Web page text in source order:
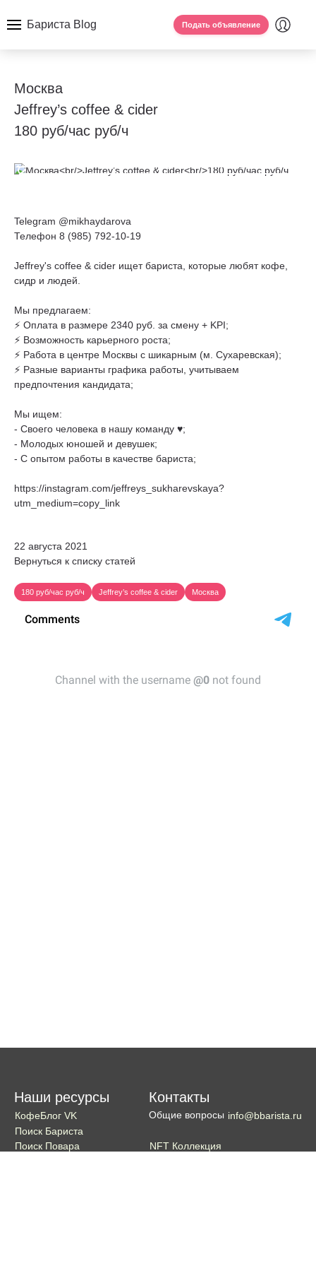
Бариста Blog Подать объявление
Москва
Jeffrey’s coffee & cider
180 руб/час руб/ч
Telegram @mikhaydarova
Телефон 8 (985) 792-10-19
Jeffrey's coffee & cider ищет бариста, которые любят кофе,
сидр и людей.
Мы предлагаем:
⚡️ Оплата в размере 2340 руб. за смену + KPI;
⚡️ Возможность карьерного роста;
⚡️ Работа в центре Москвы с шикарным (м. Сухаревская);
⚡️ Разные варианты графика работы, учитываем
предпочтения кандидата;
Мы ищем:
- Своего человека в нашу команду ♥️;
- Молодых юношей и девушек;
- С опытом работы в качестве бариста;
https://instagram.com/jeffreys_sukharevskaya?
utm_medium=copy_link
22 августа 2021
Вернуться к списку статей
180 руб/час руб/ч Jeffrey’s coffee & cider Москва
Наши ресурсы
КофеБлог VK
Поиск Бариста
Поиск Повара
Контакты
Общие вопросы info@bbarista.ru
NFT Коллекция